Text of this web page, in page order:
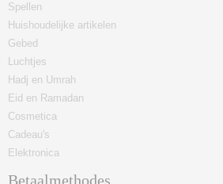
Spellen
Huishoudelijke artikelen
Gebed
Luchtjes
Hadj en Umrah
Eid en Ramadan
Cosmetica
Cadeau's
Elektronica
Betaalmethodes